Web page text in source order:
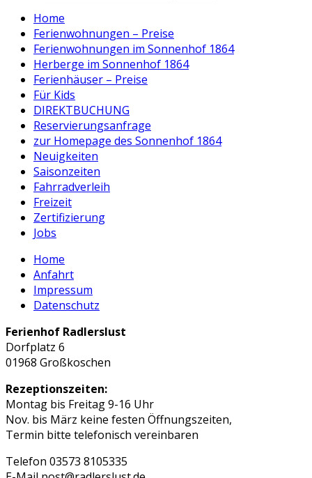
Home
Ferienwohnungen – Preise
Ferienwohnungen im Sonnenhof 1864
Herberge im Sonnenhof 1864
Ferienhäuser – Preise
Für Kids
DIREKTBUCHUNG
Reservierungsanfrage
zur Homepage des Sonnenhof 1864
Neuigkeiten
Saisonzeiten
Fahrradverleih
Freizeit
Zertifizierung
Jobs
Home
Anfahrt
Impressum
Datenschutz
Ferienhof Radlerslust
Dorfplatz 6
01968 Großkoschen
Rezeptionszeiten:
Montag bis Freitag 9-16 Uhr
Nov. bis März keine festen Öffnungszeiten,
Termin bitte telefonisch vereinbaren
Telefon 03573 8105335